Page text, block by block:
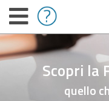
Scopri la
quello